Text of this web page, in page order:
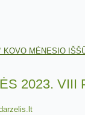
KOVO MĖNESIO
2023. VIII